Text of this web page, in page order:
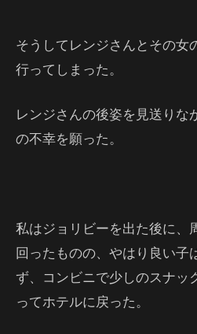
そうしてレンジさんとその女
行ってしまった。
レンジさんの後姿を見送りな
の不幸を願った。
私はジョリビーを出た後に、
回ったものの、やはり良い子
ず、コンビニで少しのスナッ
ってホテルに戻った。